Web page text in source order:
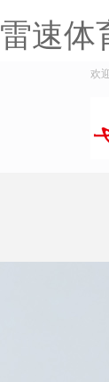
雷速体
欢